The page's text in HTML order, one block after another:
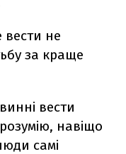
вести не
за краще
вести
навіщо
самі